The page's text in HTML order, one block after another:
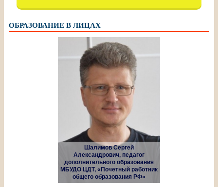
ОБРАЗОВАНИЕ В ЛИЦАХ
Шалимов Сергей
Александрович, педагог
дополнительного образования
МБУДО ЦДТ, «Почетный работник
общего образования РФ»